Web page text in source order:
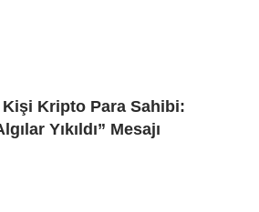
Kişi Kripto Para Sahibi:
Yıkıldı” Mesajı